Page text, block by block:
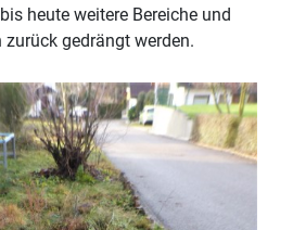
heute weitere Bereiche und
gedrängt werden.